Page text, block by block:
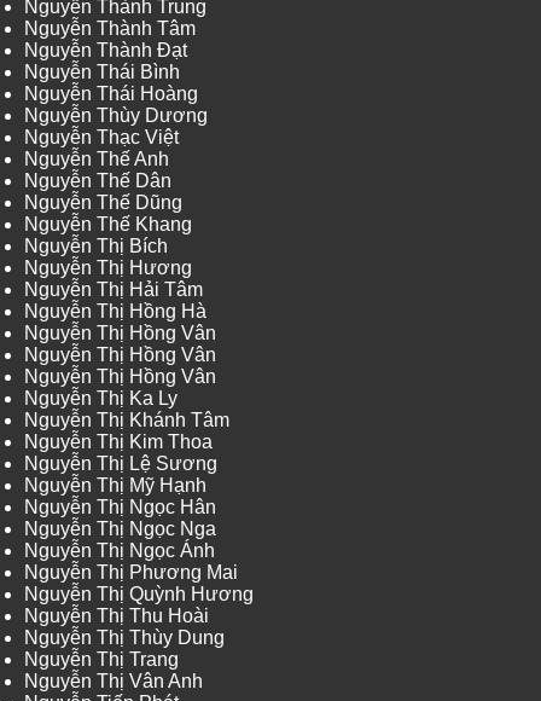
Nguyễn Thành Trung
Nguyễn Thành Tâm
Nguyễn Thành Đạt
Nguyễn Thái Bình
Nguyễn Thái Hoàng
Nguyễn Thùy Dương
Nguyễn Thạc Việt
Nguyễn Thế Anh
Nguyễn Thế Dân
Nguyễn Thế Dũng
Nguyễn Thế Khang
Nguyễn Thị Bích
Nguyễn Thị Hương
Nguyễn Thị Hải Tâm
Nguyễn Thị Hồng Hà
Nguyễn Thị Hồng Vân
Nguyễn Thị Hồng Vân
Nguyễn Thị Hồng Vân
Nguyễn Thị Ka Ly
Nguyễn Thị Khánh Tâm
Nguyễn Thị Kim Thoa
Nguyễn Thị Lệ Sương
Nguyễn Thị Mỹ Hạnh
Nguyễn Thị Ngọc Hân
Nguyễn Thị Ngọc Nga
Nguyễn Thị Ngọc Ánh
Nguyễn Thị Phương Mai
Nguyễn Thị Quỳnh Hương
Nguyễn Thị Thu Hoài
Nguyễn Thị Thùy Dung
Nguyễn Thị Trang
Nguyễn Thị Vân Anh